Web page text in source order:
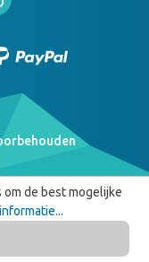
de best mogelijke